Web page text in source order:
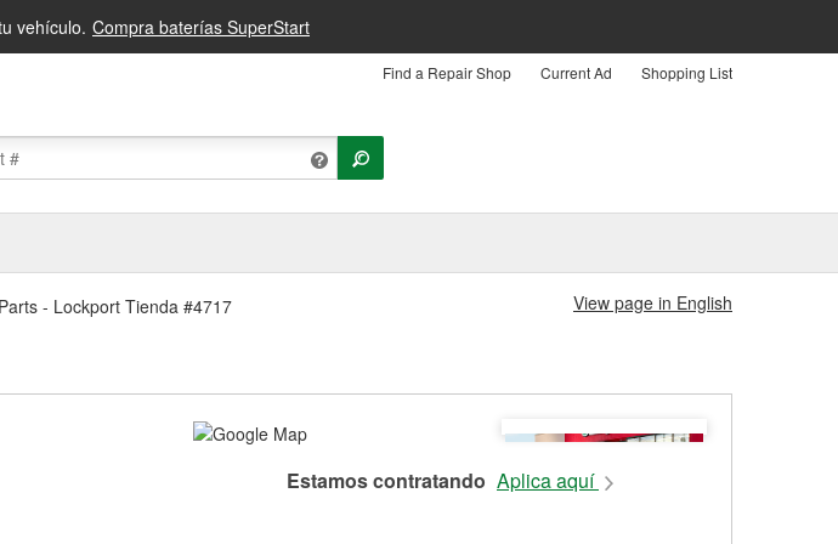
vehículo. Compra baterías SuperStart
Find a Repair Shop Current Ad Shopping List
- Lockport Tienda #4717 View page in English
Estamos contratando Aplica aquí